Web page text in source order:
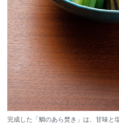
完成した「鯛のあら焚き」は、甘味と